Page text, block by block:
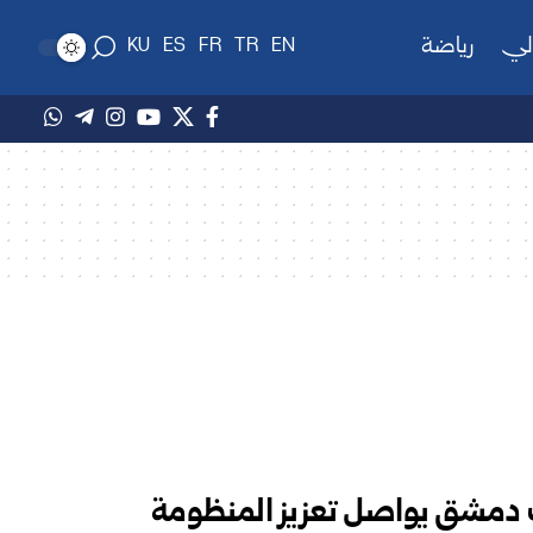
رياضة EN
TR
FR
ES
KU
دمشق يواصل تعزيز المنظومة